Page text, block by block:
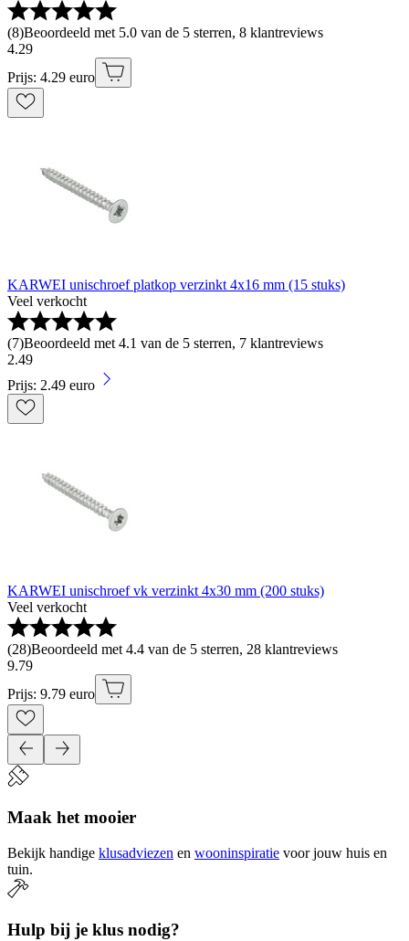
(8)Beoordeeld met 5.0 van de 5 sterren, 8 klantreviews
4.29
Prijs: 4.29 euro
KARWEI unischroef platkop verzinkt 4x16 mm (15 stuks)
Veel verkocht
(7)Beoordeeld met 4.1 van de 5 sterren, 7 klantreviews
2.49
Prijs: 2.49 euro
KARWEI unischroef vk verzinkt 4x30 mm (200 stuks)
Veel verkocht
(28)Beoordeeld met 4.4 van de 5 sterren, 28 klantreviews
9.79
Prijs: 9.79 euro
Maak het mooier
Bekijk handige klusadviezen en wooninspiratie voor jouw huis en
tuin.
Hulp bij je klus nodig?